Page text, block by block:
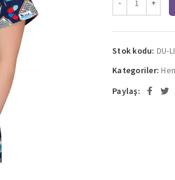
Stok kodu: DU-
Kategoriler:
Paylaş: